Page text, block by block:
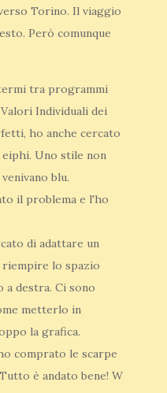
Torino. Il viaggio
Però comunque
tra programmi
Individuali dei
ho anche cercato
Uno stile non
blu.
il problema e l'ho
di adattare un
riempire lo spazio
a destra. Ci sono
metterlo in
la grafica.
comprato le scarpe
è andato bene! W